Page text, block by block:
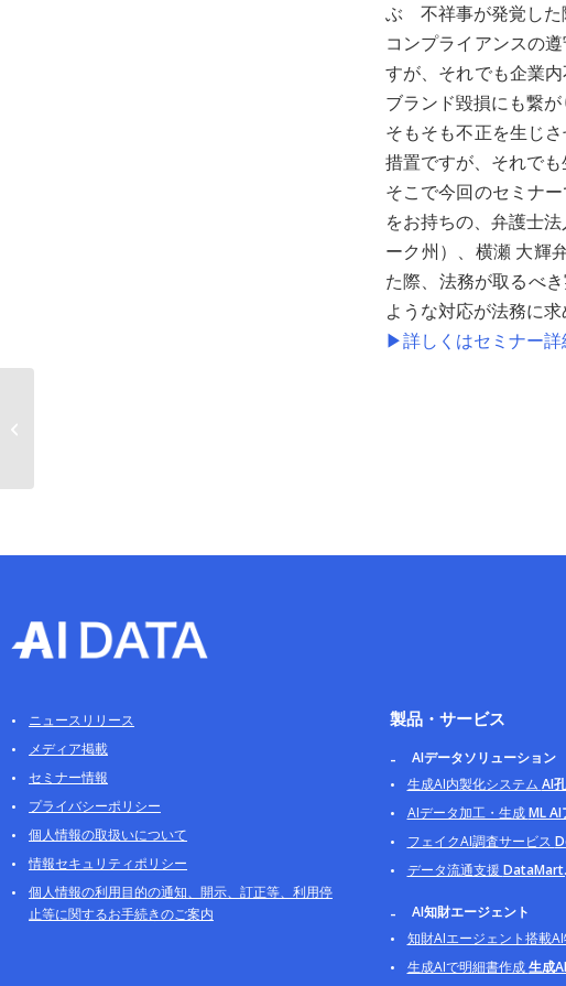
ぶ 不祥事が発覚した
コンプライアンスの
すが、それでも企業
ブランド毀損にも繋が
そもそも不正を生じ
措置ですが、それで
そこで今回のセミナ
をお持ちの、弁護士
ーク州）、横瀬 大輝
た際、法務が取るべ
ような対応が法務に
▶詳しくはセミナー
ニュースリリース
メディア掲載
セミナー情報
プライバシーポリシー
個人情報の取扱いについて
情報セキュリティポリシー
個人情報の利用目的の通知、開示、訂正等、利用停
止等に関するお手続きのご案内
製品・サービス
AIデータソリューション
生成AI内製化システム AI
AIデータ加工・生成ML
フェイクAI調査サービス
データ流通支援
AI知財エージェント
知財AIエージェント搭載
生成AIで明細書作成生成